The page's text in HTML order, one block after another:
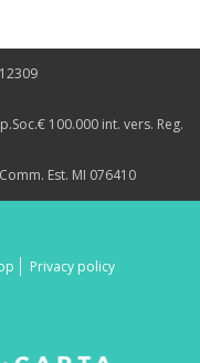
100.000 int. vers. Reg.
Est. MI 076410
Privacy policy